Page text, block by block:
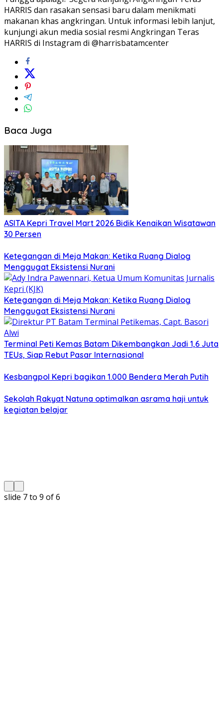
HARRIS dan rasakan sensasi baru dalam menikmati
makanan khas angkringan. Untuk informasi lebih lanjut,
kunjungi akun media sosial resmi Angkringan Teras
HARRIS di Instagram di @harrisbatamcenter
Baca Juga
ASITA Kepri Travel Mart 2026 Bidik Kenaikan Wisatawan
30 Persen
Ketegangan di Meja Makan: Ketika Ruang Dialog
Menggugat Eksistensi Nurani
Ketegangan di Meja Makan: Ketika Ruang Dialog
Menggugat Eksistensi Nurani
Terminal Peti Kemas Batam Dikembangkan Jadi 1,6 Juta
TEUs, Siap Rebut Pasar Internasional
Kesbangpol Kepri bagikan 1.000 Bendera Merah Putih
Sekolah Rakyat Natuna optimalkan asrama haji untuk
kegiatan belajar
slide 8 to 10of 6